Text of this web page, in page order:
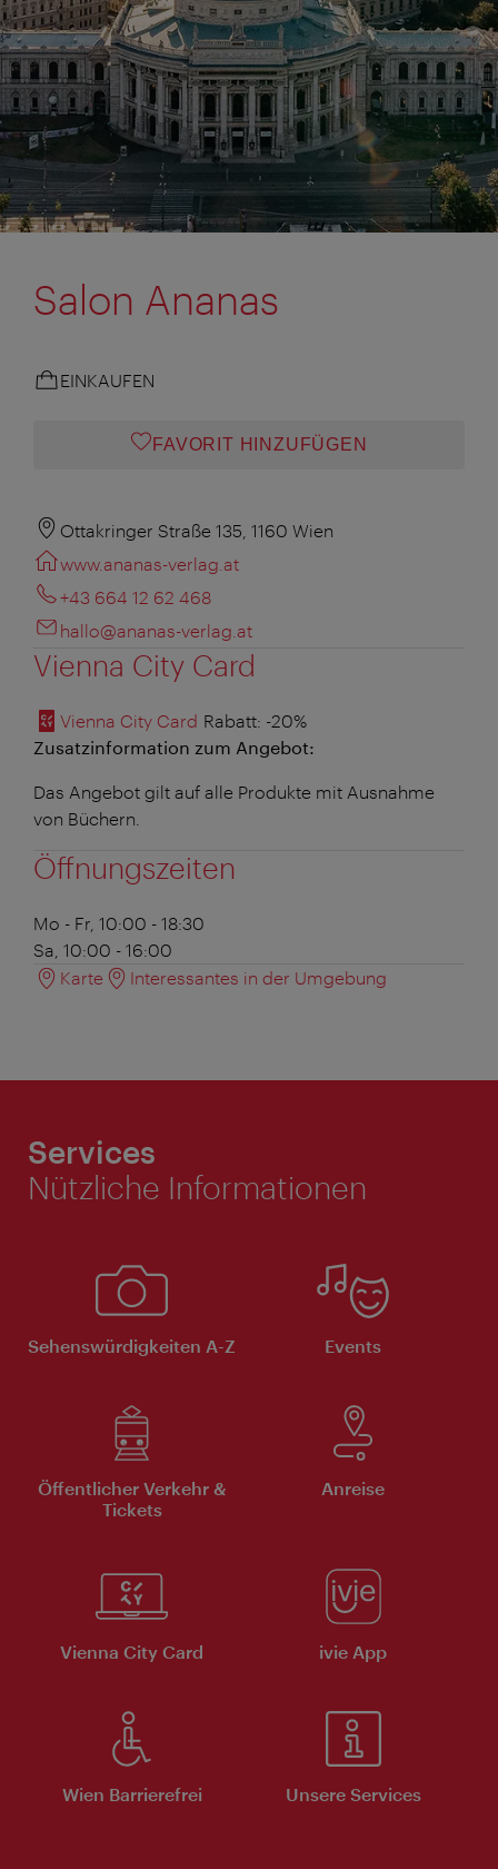
Salon Ananas
EINKAUFEN
FAVORIT HINZUFÜGEN
Ottakringer Straße 135, 1160 Wien
www.ananas-verlag.at
+43 664 12 62 468
hallo@ananas-verlag.at
Vienna City Card
Vienna City Card Rabatt: -20%
Zusatzinformation zum Angebot:
Das Angebot gilt auf alle Produkte mit Ausnahme
von Büchern.
Öffnungszeiten
Mo - Fr, 10:00 - 18:30
Sa, 10:00 - 16:00
Karte
Interessantes in der Umgebung
Services
Nützliche Informationen
Sehenswürdigkeiten A-Z Events
Öffentlicher Verkehr &
Tickets
Anreise
Vienna City Card ivie App
Wien Barrierefrei Unsere Services